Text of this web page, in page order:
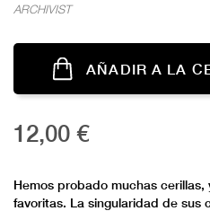
ARCHIVIST
AÑADIR A LA
12,00 €
Hemos probado muchas
favoritas. La singularidad de sus